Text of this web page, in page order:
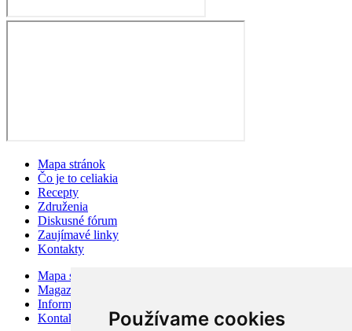
Používame cookies
Mapa stránok
Čo je to celiakia
Recepty
Združenia
Diskusné fórum
Zaujímavé linky
Kontakty
Mapa stránok
Magazín
Information for visitors
Kontakty